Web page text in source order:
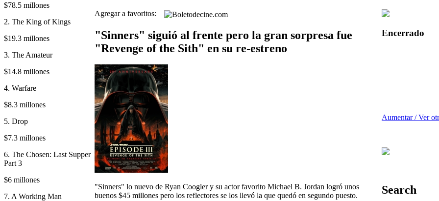
$78.5 millones
2. The King of Kings
$19.3 millones
3. The Amateur
$14.8 millones
4. Warfare
$8.3 millones
5. Drop
$7.3 millones
6. The Chosen: Last Supper
Part 3
$6 millones
7. A Working Man
Agregar a favoritos:
"Sinners" siguió al frente pero la gran sorpresa fue
"Revenge of the Sith" en su re-estreno
"Sinners" lo nuevo de Ryan Coogler y su actor favorito Michael B. Jordan logró unos
buenos $45 millones pero los reflectores se los llevó la que quedó en segundo puesto.
Encerrado
Aumentar / Ver
Search